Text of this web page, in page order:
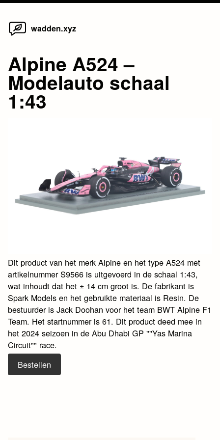
Skip
wadden.xyz
Alpine A524 –
Modelauto schaal
1:43
Dit product van het merk Alpine en het type A524 met
artikelnummer S9566 is uitgevoerd in de schaal 1:43,
wat inhoudt dat het ± 14 cm groot is. De fabrikant is
Spark Models en het gebruikte materiaal is Resin. De
bestuurder is Jack Doohan voor het team BWT Alpine F1
Team. Het startnummer is 61. Dit product deed mee in
het 2024 seizoen in de Abu Dhabi GP ""Yas Marina
Circuit"" race.
Bestellen